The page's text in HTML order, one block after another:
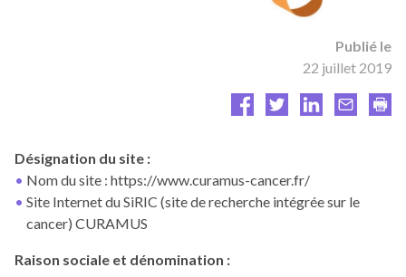
Publié le
22 juillet 2019
Désignation du site :
Nom du site : https://www.curamus-cancer.fr/
Site Internet du SiRIC (site de recherche intégrée sur le
cancer) CURAMUS
Raison sociale et dénomination :